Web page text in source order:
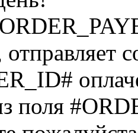
отправляет
поля